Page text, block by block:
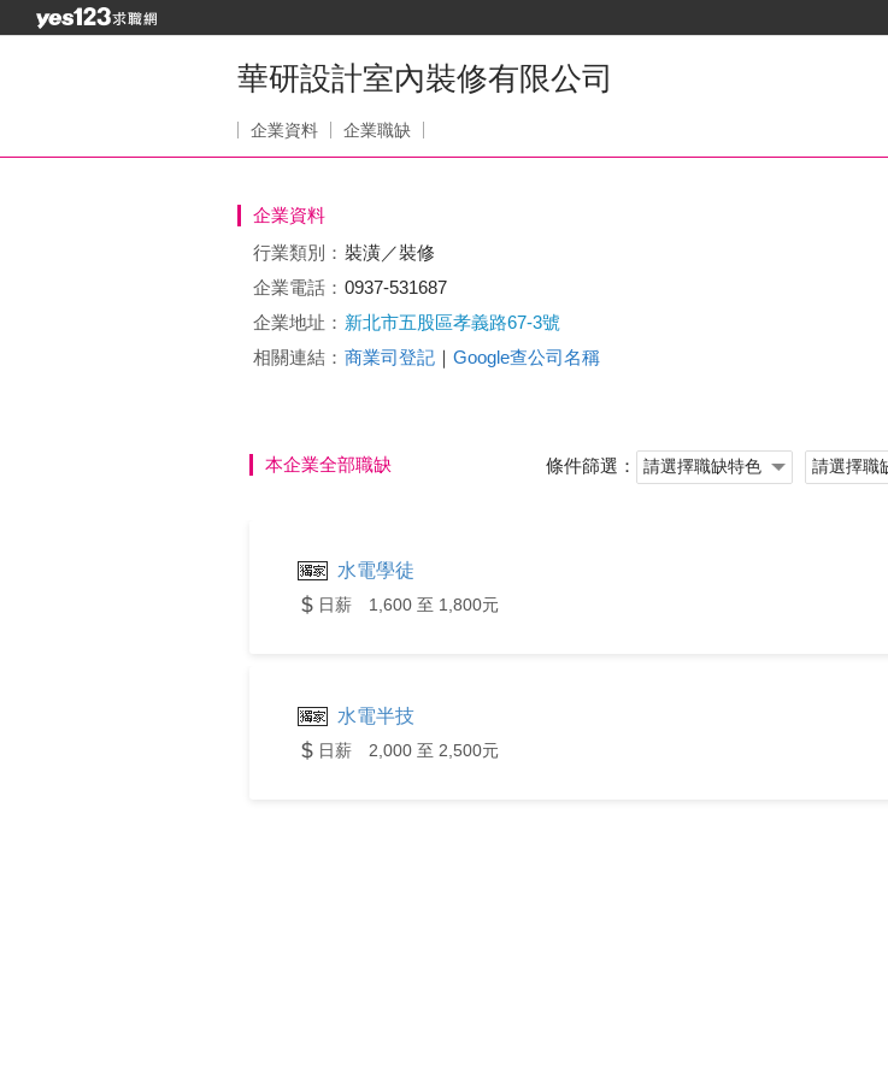
華研設計室內裝修有限公司
企業資料 企業職缺
企業資料
行業類別： 裝潢／裝修
企業電話： 0937-531687
企業地址： 新北市五股區孝義路67-3號
相關連結： 商業司登記 ｜ Google查公司名稱
本企業全部職缺 條件篩選：
水電學徒
日薪 1,600 至 1,800元
水電半技
日薪 2,000 至 2,500元